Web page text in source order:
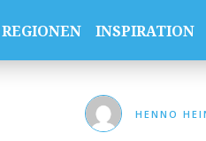
REGIONEN INSPIRATION
HENNO